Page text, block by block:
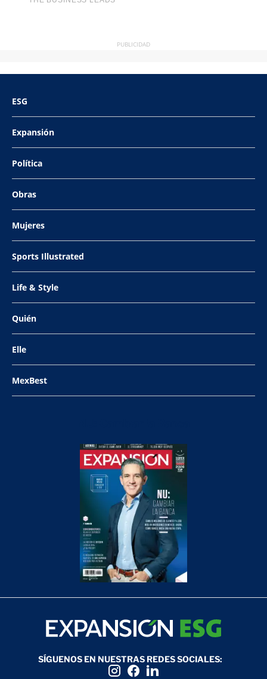
PUBLICIDAD
ESG
Expansión
Política
Obras
Mujeres
Sports Illustrated
Life & Style
Quién
Elle
MexBest
SÍGUENOS EN NUESTRAS REDES SOCIALES: